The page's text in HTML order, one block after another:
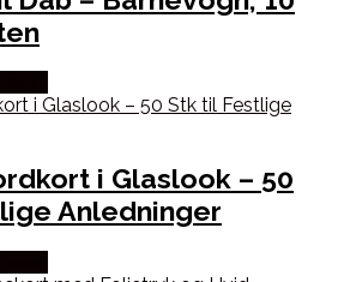
i Glaslook – 50
Anledninger